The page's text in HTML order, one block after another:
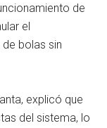
de
el
bolas sin
explicó que
del sistema, lo